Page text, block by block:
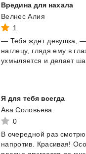
Вредина для нахала
Велнес Алия
1
— Тебя ждет девушка, —
наглецу, глядя ему в
ухмыляется и делает
Я для тебя всегда
Ава Соловьева
0
В очередной раз смотрю
напротив.
Красивая!